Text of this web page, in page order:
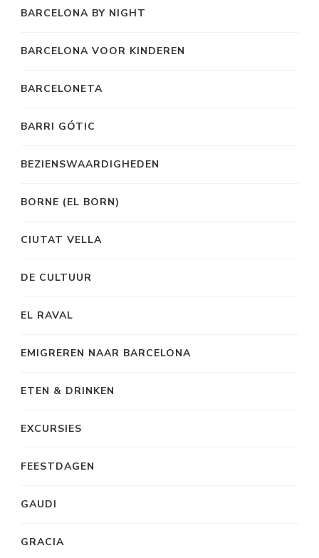
BARCELONA BY NIGHT
BARCELONA VOOR KINDEREN
BARCELONETA
BARRI GÓTIC
BEZIENSWAARDIGHEDEN
BORNE (EL BORN)
CIUTAT VELLA
DE CULTUUR
EL RAVAL
EMIGREREN NAAR BARCELONA
ETEN & DRINKEN
EXCURSIES
FEESTDAGEN
GAUDI
GRACIA